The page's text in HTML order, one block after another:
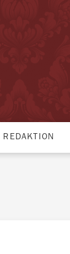
REDAKTION